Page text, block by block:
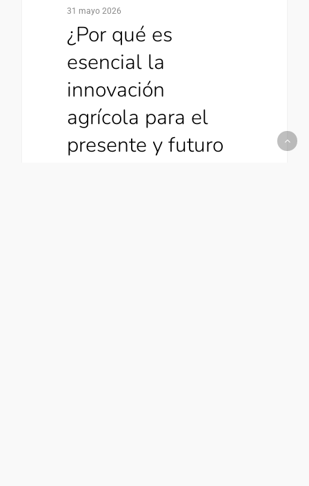
31 mayo 2026
¿Por qué es
esencial la
innovación
agrícola para el
presente y futuro